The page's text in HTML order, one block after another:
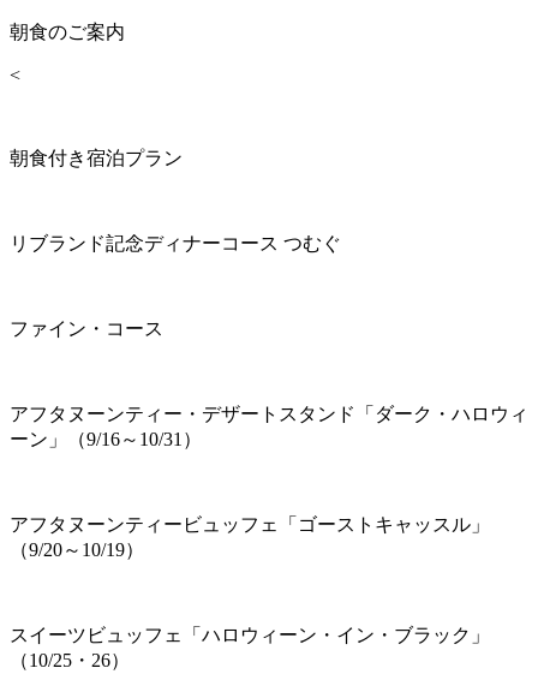
朝食のご案内
<
朝食付き宿泊プラン
リブランド記念ディナーコース つむぐ
ファイン・コース
アフタヌーンティー・デザートスタンド「ダーク・ハロウィ
ーン」（9/16～10/31）
アフタヌーンティービュッフェ「ゴーストキャッスル」
（9/20～10/19）
スイーツビュッフェ「ハロウィーン・イン・ブラック」
（10/25・26）